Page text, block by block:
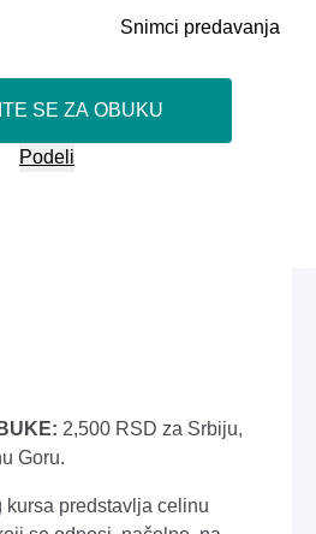
Snimci predavanja
SE ZA OBUKU
Podeli
2,500 RSD za Srbiju,
Goru.
kursa predstavlja celinu